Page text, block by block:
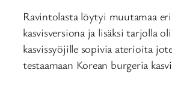
Ravintolasta löytyi muutamaa
kasvisversiona ja lisäksi tarjolla
kasvissyöjille sopivia aterioita
testaamaan Korean burgeria